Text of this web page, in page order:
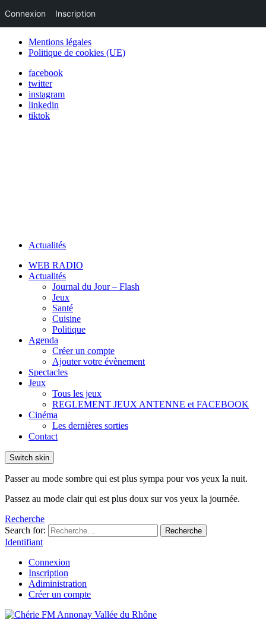
Mentions légales
Politique de cookies (UE)
facebook
twitter
instagram
linkedin
tiktok
Actualités
WEB RADIO
Actualités
Journal du Jour – Flash
Jeux
Santé
Cuisine
Politique
Agenda
Créer un compte
Ajouter votre évènement
Spectacles
Jeux
Tous les jeux
REGLEMENT JEUX ANTENNE et FACEBOOK
Cinéma
Les dernières sorties
Contact
Switch skin
Passer au mode sombre qui est plus sympa pour vos yeux la nuit.
Passez au mode clair qui est plus doux sur vos yeux la journée.
Recherche
Search for:
Recherche
Identifiant
Connexion
Inscription
Adiministration
Créer un compte
Connexion Inscription